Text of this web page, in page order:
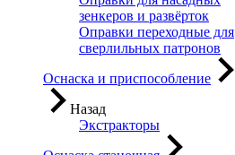
зенкеров и развёрток
Оправки переходные для
сверлильных патронов
Оснаска и приспособление
Назад
Экстракторы